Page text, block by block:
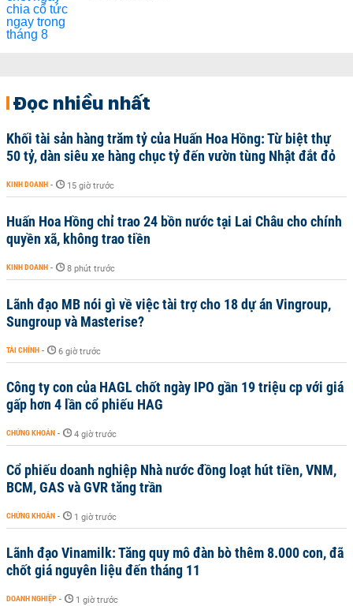
Đọc nhiều nhất
Khối tài sản hàng trăm tỷ của Huấn Hoa Hồng: Từ biệt thự
50 tỷ, dàn siêu xe hàng chục tỷ đến vườn tùng Nhật đắt đỏ
KINH DOANH - 15 giờ trước
Huấn Hoa Hồng chỉ trao 24 bồn nước tại Lai Châu cho chính
quyền xã, không trao tiền
KINH DOANH - 8 phút trước
Lãnh đạo MB nói gì về việc tài trợ cho 18 dự án Vingroup,
Sungroup và Masterise?
TÀI CHÍNH - 6 giờ trước
Công ty con của HAGL chốt ngày IPO gần 19 triệu cp với giá
gấp hơn 4 lần cổ phiếu HAG
CHỨNG KHOÁN - 4 giờ trước
Cổ phiếu doanh nghiệp Nhà nước đồng loạt hút tiền, VNM,
BCM, GAS và GVR tăng trần
CHỨNG KHOÁN - 1 giờ trước
Lãnh đạo Vinamilk: Tăng quy mô đàn bò thêm 8.000 con, đã
chốt giá nguyên liệu đến tháng 11
DOANH NGHIỆP - 1 giờ trước